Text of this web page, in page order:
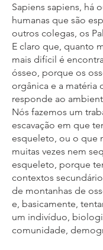
Sapiens sapiens, há
humanas que são
outros colegas, os
E claro que, quanto
mais difícil é
ósseo, porque os
orgânica e a matéria
responde ao
Nós fazemos um
escavação em que
esqueleto, ou o que
muitas vezes nem
esqueleto, porque
contextos
de montanhas de
e, basicamente,
um indivíduo,
comunidade,